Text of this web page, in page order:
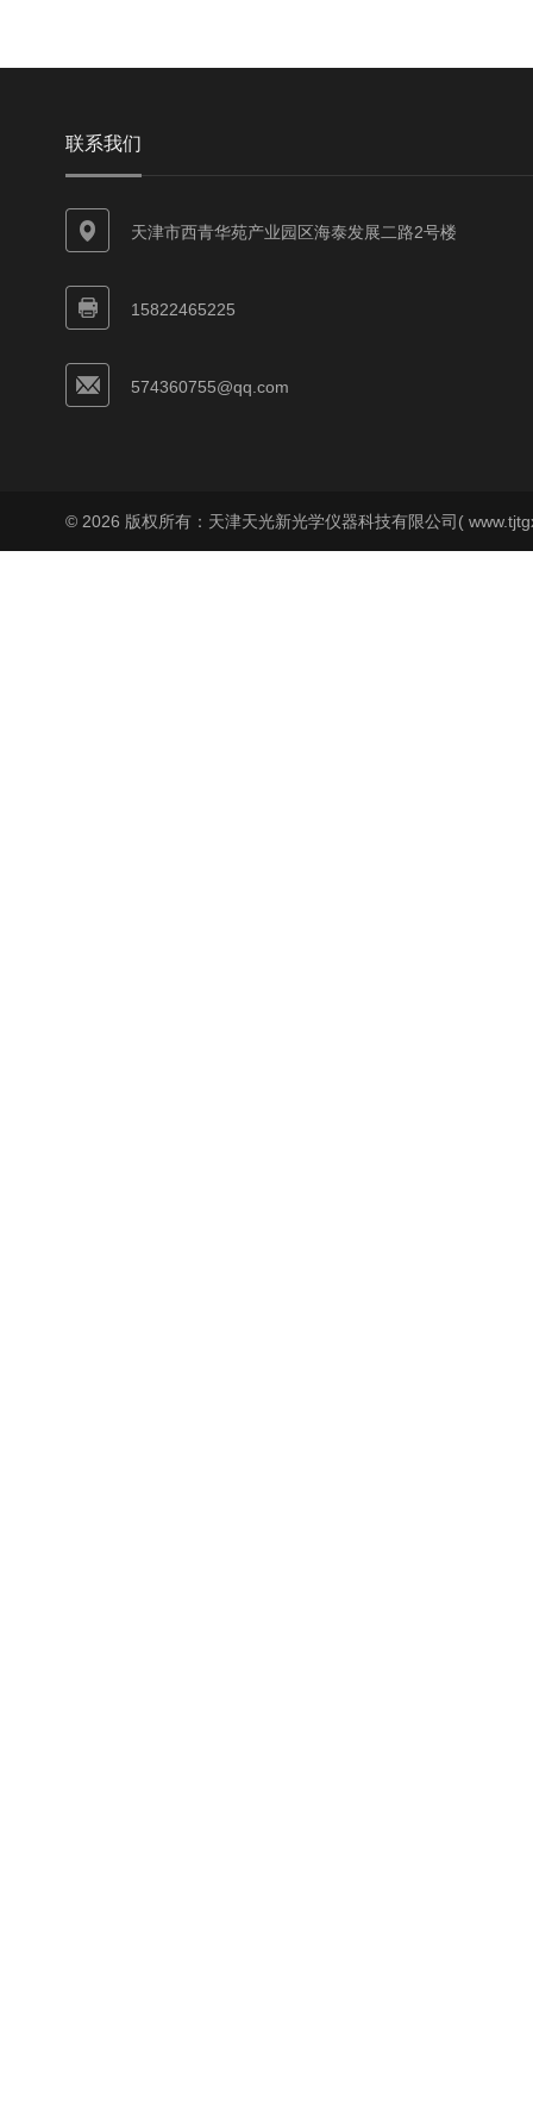
联系我们
天津市西青华苑产业园区海泰发展二路2号楼
15822465225
574360755@qq.com
© 2026 版权所有：天津天光新光学仪器科技有限公司(